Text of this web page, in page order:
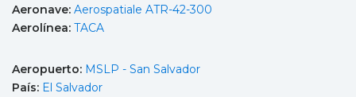
Aeronave: Aerospatiale ATR-42-300
Aerolínea: TACA
Aeropuerto: MSLP - San Salvador
País: El Salvador